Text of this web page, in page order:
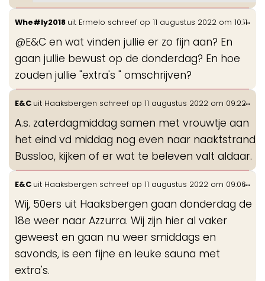
Whe#ly2018 uit Ermelo schreef op 11 augustus 2022 om 10:11
@E&C en wat vinden jullie er zo fijn aan? En
gaan jullie bewust op de donderdag? En hoe
zouden jullie "extra's " omschrijven?
...
E&C uit Haaksbergen schreef op 11 augustus 2022 om 09:22
A.s. zaterdagmiddag samen met vrouwtje aan
het eind vd middag nog even naar naaktstrand
Bussloo, kijken of er wat te beleven valt aldaar.
...
E&C uit Haaksbergen schreef op 11 augustus 2022 om 09:06
Wij, 50ers uit Haaksbergen gaan donderdag de
18e weer naar Azzurra. Wij zijn hier al vaker
geweest en gaan nu weer smiddags en
savonds, is een fijne en leuke sauna met
extra's.
...